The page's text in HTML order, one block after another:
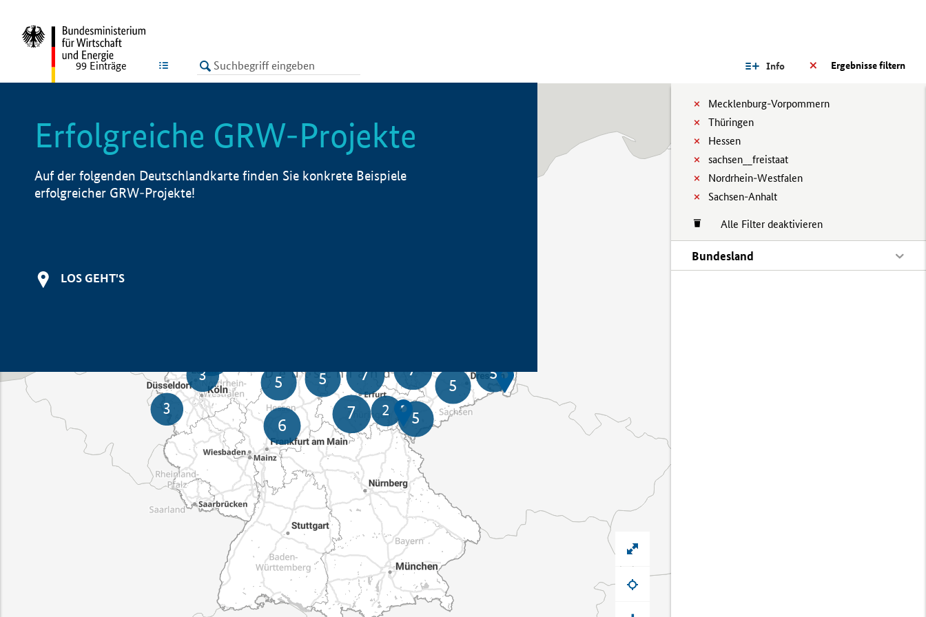
LISTE Ergebnisse filtern
Info
Mecklenburg-Vorpommern
Thüringen
Hessen
sachsen__freistaat
Nordrhein-Westfalen
Sachsen-Anhalt
Alle Filter deaktivieren
Bundesland
99 Einträge
Erfolgreiche GRW-Projekte
Auf der folgenden Deutschlandkarte finden Sie konkrete Beispiele
erfolgreicher GRW-Projekte!
LOS GEHT'S